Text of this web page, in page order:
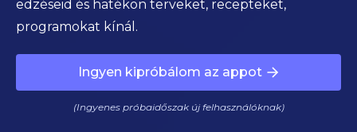
edzéseid és hatékon terveket, recepteket,
programokat kínál.
Ingyen kipróbálom az appot
(Ingyenes próbaidőszak új felhasználóknak)